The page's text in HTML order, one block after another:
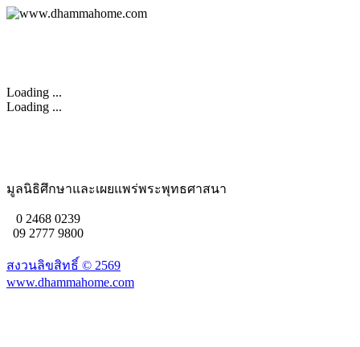
Loading ...
Loading ...
มูลนิธิศึกษาและเผยแพร่พระพุทธศาสนา
0 2468 0239
09 2777 9800
สงวนลิขสิทธิ์ © 2569
www.dhammahome.com